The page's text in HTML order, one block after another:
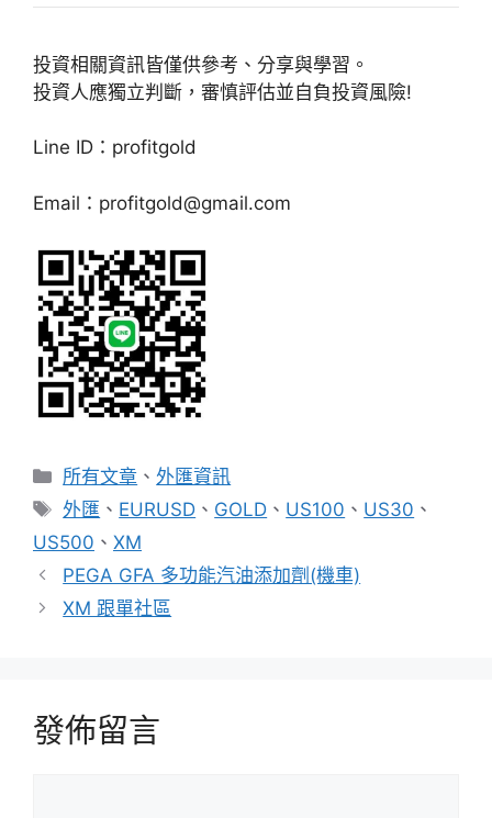
投資相關資訊皆僅供參考、分享與學習。
投資人應獨立判斷，審慎評估並自負投資風險!
Line ID：profitgold
Email： profitgold@gmail.com
分
類
所有文章 、 外匯資訊
標
籤
外匯 、 EURUSD 、 GOLD 、 US100 、 US30 、
US500 、 XM
PEGA GFA 多功能汽油添加劑(機車)
XM 跟單社區
發佈留言